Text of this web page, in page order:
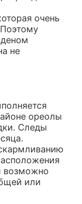
очень
не
ореолы
Следы
возможно
или